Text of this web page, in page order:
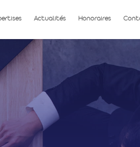
Actualités Honoraires